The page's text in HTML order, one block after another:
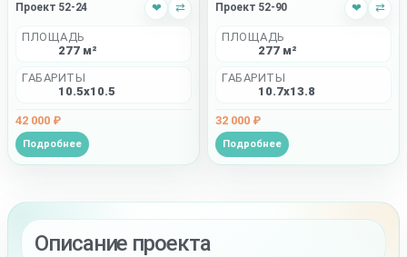
Проект 52-24 ❤ ⇄
ПЛОЩАДЬ
277 м²
ГАБАРИТЫ
10.5x10.5
42 000 ₽
Подробнее
Проект 52-90 ❤ ⇄
ПЛОЩАДЬ
277 м²
ГАБАРИТЫ
10.7x13.8
32 000 ₽
Подробнее
Описание проекта